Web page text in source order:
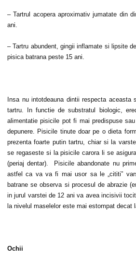
– Tartrul acopera aproximativ jumatate din
ani.
– Tartru abundent, gingii inflamate si lipsite
pisica batrana peste 15 ani.
Insa nu intotdeauna dintii respecta aceasta
tartru. In functie de substratul biologic,
alimentatie pisicile pot fi mai predispuse
depunere. Pisicile tinute doar pe o dieta
prezenta foarte putin tartru, chiar si la
se regaseste si la pisicile carora li se
(periaj dentar). Pisicile abandonate nu
astfel ca va va fi mai usor sa le „cititi”
batrane se observa si procesul de abrazie
in jurul varstei de 12 ani va avea incisivii
la nivelul maselelor este mai estompat decat
Ochii